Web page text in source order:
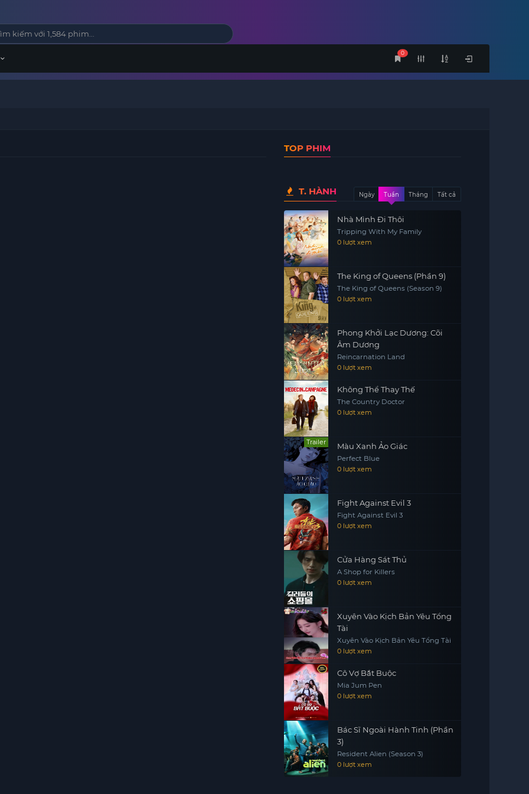
0
TOP PHIM
T. HÀNH Ngày Tuần Tháng Tất cả
Nhà Mình Đi Thôi
Tripping With My Family
0 lượt xem
The King of Queens (Phần 9)
The King of Queens (Season 9)
0 lượt xem
Phong Khởi Lạc Dương: Cõi
Âm Dương
Reincarnation Land
0 lượt xem
Không Thể Thay Thế
The Country Doctor
0 lượt xem
Trailer Màu Xanh Ảo Giác
Perfect Blue
0 lượt xem
Fight Against Evil 3
Fight Against Evil 3
0 lượt xem
Cửa Hàng Sát Thủ
A Shop for Killers
0 lượt xem
Xuyên Vào Kịch Bản Yêu Tổng
Tài
Xuyên Vào Kịch Bản Yêu Tổng Tài
0 lượt xem
Cô Vợ Bắt Buộc
Mia Jum Pen
0 lượt xem
Bác Sĩ Ngoài Hành Tinh (Phần
3)
Resident Alien (Season 3)
0 lượt xem